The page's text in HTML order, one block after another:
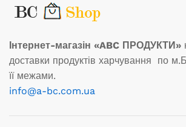
Інтернет-магазін «ABC ПРОДУКТИ»
доставки продуктів харчування по
її межами.
info@a-bc.com.ua